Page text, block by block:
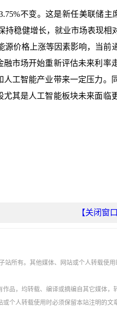
不变。这是新任美联储主
持稳健增长，就业市场表现相
价格上涨等因素影响，当前
市场开始重新评估未来利率
工智能产业带来一定压力。
其是人工智能板块未来面临
【关闭窗口
所有。其他媒体、网站或个人转载使用
品，均转载、编译或摘编自其它媒体，
个人转载使用时必须保留本站注明的文